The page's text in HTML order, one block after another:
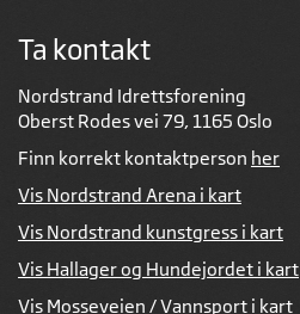
Ta kontakt
Nordstrand Idrettsforening
Oberst Rodes vei 79, 1165 Oslo
Finn korrekt kontaktperson her
Vis Nordstrand Arena i kart
Vis Nordstrand kunstgress i kart
Vis Hallager og Hundejordet i kart
Vis Mosseveien / Vannsport i kart